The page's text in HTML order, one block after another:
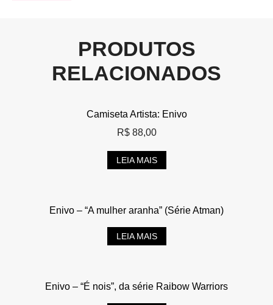
PRODUTOS
RELACIONADOS
Camiseta Artista: Enivo
R$88,00
LEIA MAIS
Enivo – “A mulher aranha” (Série Atman)
LEIA MAIS
Enivo – “É nois”, da série Raibow Warriors